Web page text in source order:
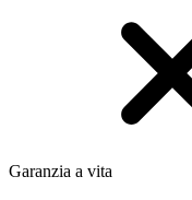
Garanzia a vita